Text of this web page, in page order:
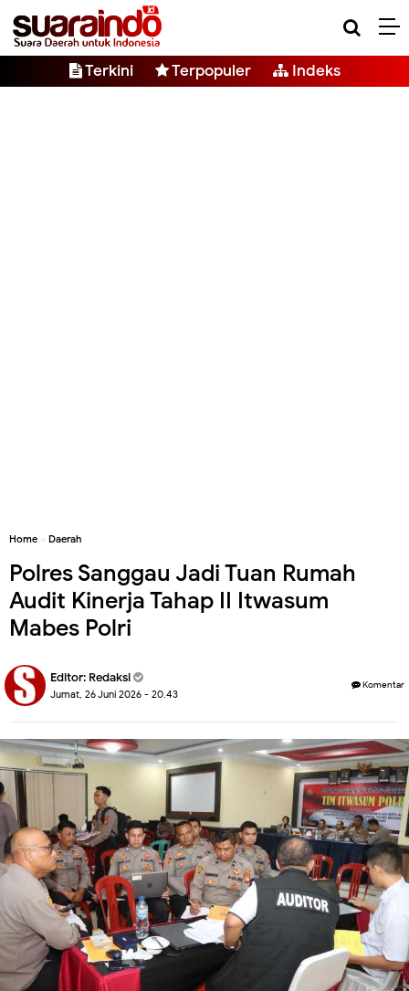
Terkini Terpopuler Indeks
Home » Daerah
Polres Sanggau Jadi Tuan Rumah
Audit Kinerja Tahap II Itwasum
Mabes Polri
Editor: Redaksi
Jumat, 26 Juni 2026 - 20.43
Komentar